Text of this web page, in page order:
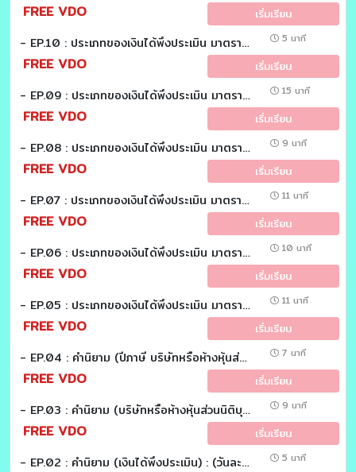
FREE VDO เริ่มเรียน
- EP.10 : ประเภทของเงินได้พึงประเมิน มาตรา 40 (7) : (วันละมาตรา) 5 นาที
FREE VDO เริ่มเรียน
- EP.09 : ประเภทของเงินได้พึงประเมิน มาตรา 40 (6) : (วันละมาตรา) 15 นาที
FREE VDO เริ่มเรียน
- EP.08 : ประเภทของเงินได้พึงประเมิน มาตรา 40 (5) : (วันละมาตรา) 9 นาที
FREE VDO เริ่มเรียน
- EP.07 : ประเภทของเงินได้พึงประเมิน มาตรา 40 (4) : (วันละมาตรา) 11 นาที
FREE VDO เริ่มเรียน
- EP.06 : ประเภทของเงินได้พึงประเมิน มาตรา 40 (3) : (วันละมาตรา) 10 นาที
FREE VDO เริ่มเรียน
- EP.05 : ประเภทของเงินได้พึงประเมิน มาตรา 40 (1)(2) : (วันละมาตรา) 11 นาที
FREE VDO เริ่มเรียน
- EP.04 : คำนิยาม (ปีภาษี บริษัทหรือห้างหุ้นส่วนนิติบุคคล) : (วันละมาตรา) 7 นาที
FREE VDO เริ่มเรียน
- EP.03 : คำนิยาม (บริษัทหรือห้างหุ้นส่วนนิติบุคคลในเครือเดียวกัน) : (วันละมาตรา) 9 นาที
FREE VDO เริ่มเรียน
- EP.02 : คำนิยาม (เงินได้พึงประเมิน) : (วันละมาตรา) 5 นาที